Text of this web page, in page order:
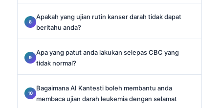
Apakah yang ujian rutin kanser darah tidak dapat
beritahu anda?
Apa yang patut anda lakukan selepas CBC yang
tidak normal?
Bagaimana AI Kantesti boleh membantu anda
membaca ujian darah leukemia dengan selamat